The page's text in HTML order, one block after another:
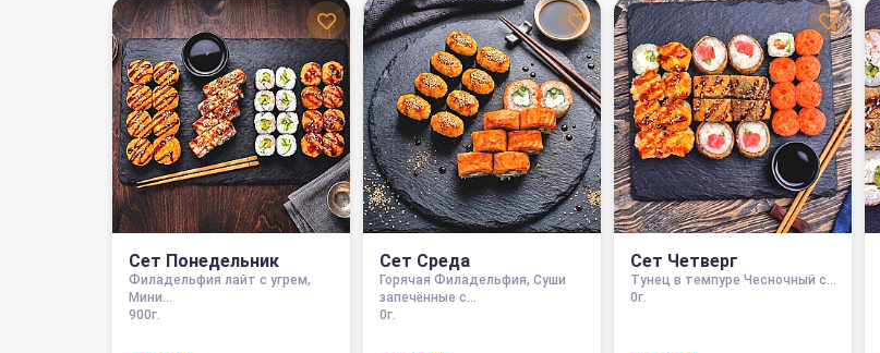
Сет Понедельник
Филадельфия лайт с угрем,
Мини...
900г.
Сет Среда
Горячая Филадельфия, Суши
запечённые с...
0г.
Сет Четверг
Тунец в темпуре Чесночный с...
0г.